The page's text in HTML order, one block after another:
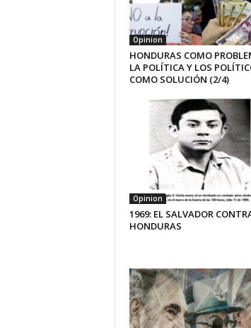
Opinion
HONDURAS COMO
LA POLÍTICA Y LOS
COMO SOLUCIÓN (2/4)
Opinion
1969: EL SALVADOR
HONDURAS